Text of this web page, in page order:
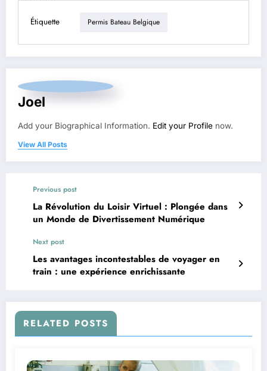
Étiquette Permis Bateau Belgique
Joel
Add your Biographical Information. Edit your Profile now.
View All Posts
Previous post
La Révolution du Loisir Virtuel : Plongée dans
un Monde de Divertissement Numérique
Next post
Les avantages incontestables de voyager en
train : une expérience enrichissante
RELATED POSTS